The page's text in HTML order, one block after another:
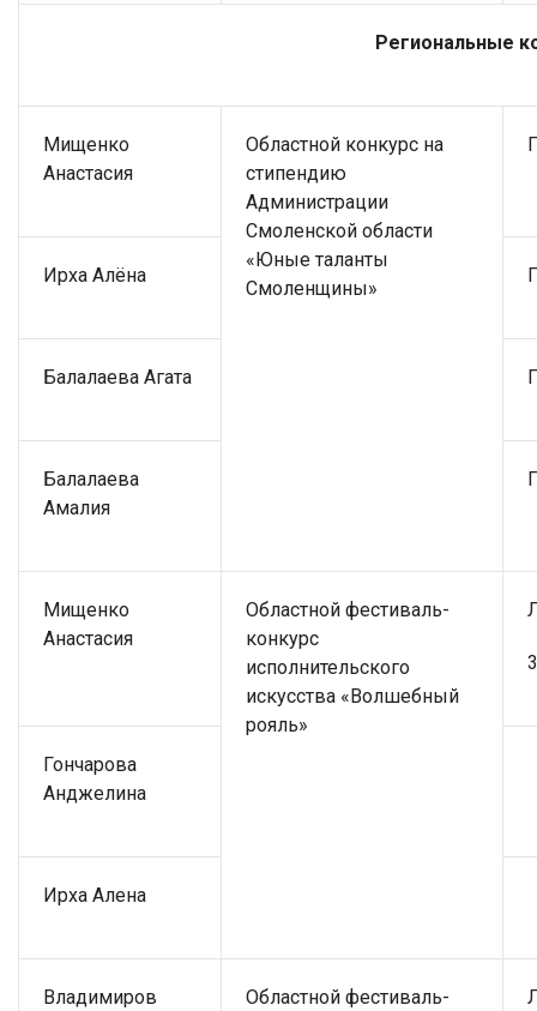
Региональные
Мищенко
Анастасия
Областной конкурс на
стипендию
Администрации
Смоленской области
«Юные таланты
Смоленщины»
Ирха Алёна
Балалаева Агата
Балалаева
Амалия
Мищенко
Анастасия
Областной фестиваль-
конкурс
исполнительского
искусства «Волшебный
рояль»
Гончарова
Анджелина
Ирха Алена
Владимиров
Областной фестиваль-